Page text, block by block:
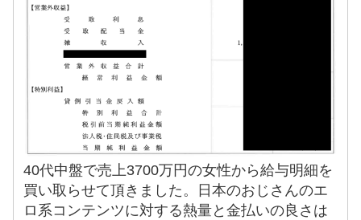
40代中盤で売上3700万円の女性から給与明細を
買い取らせて頂きました。日本のおじさんのエ
ロ系コンテンツに対する熱量と金払いの良さは